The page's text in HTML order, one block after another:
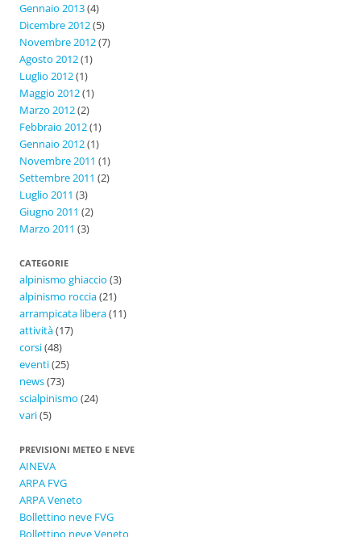
Gennaio 2013(4)
Dicembre 2012(5)
Novembre 2012(7)
Agosto 2012(1)
Luglio 2012(1)
Maggio 2012(1)
Marzo 2012(2)
Febbraio 2012(1)
Gennaio 2012(1)
Novembre 2011 (1)
Settembre 2011 (2)
Luglio 2011 (3)
Giugno 2011 (2)
Marzo 2011 (3)
CATEGORIE
alpinismo ghiaccio (3)
alpinismo roccia(21)
arrampicata libera(11)
attività(17)
corsi(48)
eventi(25)
news(73)
scialpinismo (24)
vari(5)
PREVISIONI METEO E NEVE
AINEVA
ARPA FVG
ARPA Veneto
Bollettino neve FVG
Bollettino neve Veneto